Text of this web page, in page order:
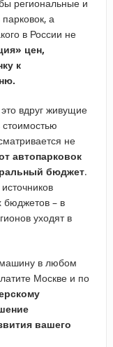
региональные и
а
в России не
цен,
к
вдруг живущие
стоимостью
не
автопарковок
бюджет.
бюджетов – в
уходят в
в любом
Москве и по
вашего